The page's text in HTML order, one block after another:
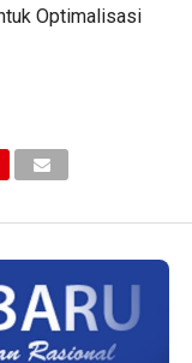
Optimalisasi